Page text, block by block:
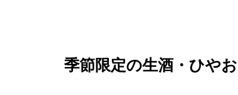
季節限定の生酒・ひや